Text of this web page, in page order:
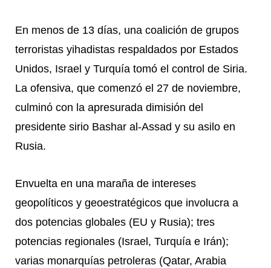
En menos de 13 días, una coalición de grupos
terroristas yihadistas respaldados por Estados
Unidos, Israel y Turquía tomó el control de Siria.
La ofensiva, que comenzó el 27 de noviembre,
culminó con la apresurada dimisión del
presidente sirio Bashar al-Assad y su asilo en
Rusia.
Envuelta en una maraña de intereses
geopolíticos y geoestratégicos que involucra a
dos potencias globales (EU y Rusia); tres
potencias regionales (Israel, Turquía e Irán);
varias monarquías petroleras (Qatar, Arabia